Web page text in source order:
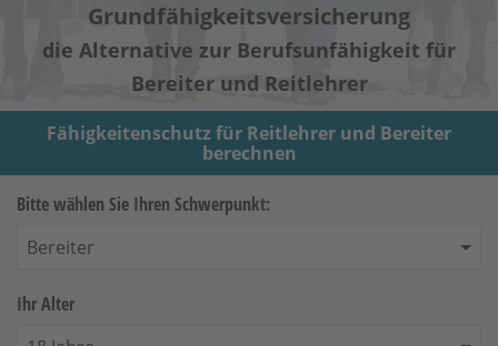
Grundfähigkeitsversicherung
die Alternative zur Berufsunfähigkeit für
Bereiter und Reitlehrer
Fähigkeitenschutz für Reitlehrer und Bereiter
Bitte wählen Sie Ihren Schwerpunkt:
Ihr Alter